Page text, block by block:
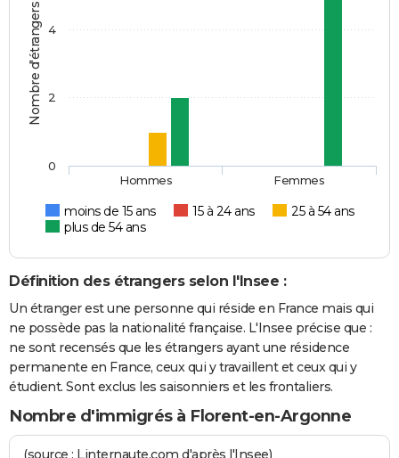
Nombre d'étrangers
moins de 15 ans 15 à 24 ans
25 à 54 ans
plus de 54 ans
Hommes Femmes
0
2
4
Définition des étrangers selon l'Insee :
Un étranger est une personne qui réside en France mais qui
ne possède pas la nationalité française. L'Insee précise que :
ne sont recensés que les étrangers ayant une résidence
permanente en France, ceux qui y travaillent et ceux qui y
étudient. Sont exclus les saisonniers et les frontaliers.
Nombre d'immigrés à Florent-en-Argonne
(source : Linternaute.com d'après l'Insee)